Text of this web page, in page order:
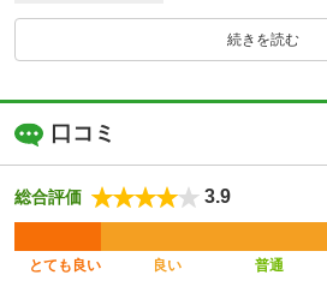
続きを読む
口コミ
総合評価 3.9
とても良い 良い 普通